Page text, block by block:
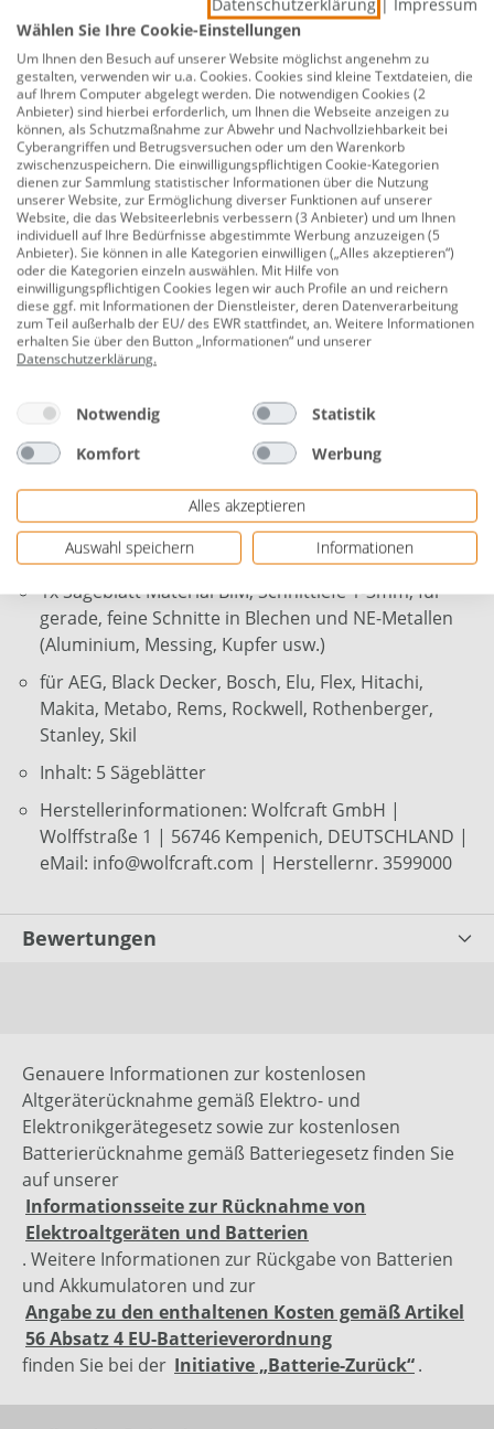
Beschreibung
Wolfcraft Säbelsägeblatt-Set 5-teilig
Produktnummer:0761100186
1x Sägeblatt Material CV Schnittiefe 5-100mm, feine
Schnitte in Holz und NE-Metallensehr grober Schnitt
Holz
1x Sägeblatt Material: CV Schnittiefe 10-180mm für
schnelle, grobe Schitte in Holzblaken und Grünholz
(Baumschnitte)
1x Sägeblatt Material:CV, Schnitttiefe 20-190mm für
schnelle,sehr grobe Schnitte in Weichholz und
Grünholz (Baumschnitte)
1x Sägeblatt Material BiM, Schnitttiefe 2-8mm, für
feine Bündigschnitte in NE-Metallen (Aluminium,
Messing, Kupfer usw.) und Gussrohren
1x Sägeblatt Material BiM, Schnittiefe 1-3mm, für
gerade, feine Schnitte in Blechen und NE-Metallen
(Aluminium, Messing, Kupfer usw.)
für AEG, Black Decker, Bosch, Elu, Flex, Hitachi,
Makita, Metabo, Rems, Rockwell, Rothenberger,
Stanley, Skil
Inhalt: 5 Sägeblätter
Herstellerinformationen: Wolfcraft GmbH |
Wolffstraße 1 | 56746 Kempenich, DEUTSCHLAND |
eMail: info@wolfcraft.com | Herstellernr. 3599000
Bewertungen
Genauere Informationen zur kostenlosen
Altgeräterücknahme gemäß Elektro- und
Elektronikgerätegesetz sowie zur kostenlosen
Batterierücknahme gemäß Batteriegesetz finden Sie
auf unserer
Informationsseite zur Rücknahme von
Elektroaltgeräten und Batterien
. Weitere Informationen zur Rückgabe von Batterien
und Akkumulatoren und zur
Angabe zu den enthaltenen Kosten gemäß Artikel
56 Absatz 4 EU-Batterieverordnung
finden Sie bei der Initiative „Batterie-Zurück“.
Datenschutzerklärung
Impressum
Wählen Sie Ihre Cookie-Einstellungen
Um Ihnen den Besuch auf unserer Website möglichst angenehm zu
gestalten, verwenden wir u.a. Cookies. Cookies sind kleine Textdateien, die
auf Ihrem Computer abgelegt werden. Die notwendigen Cookies (2
Anbieter) sind hierbei erforderlich, um Ihnen die Webseite anzeigen zu
können, als Schutzmaßnahme zur Abwehr und Nachvollziehbarkeit bei
Cyberangriffen und Betrugsversuchen oder um den Warenkorb
zwischenzuspeichern. Die einwilligungspflichtigen Cookie-Kategorien
dienen zur Sammlung statistischer Informationen über die Nutzung
unserer Website, zur Ermöglichung diverser Funktionen auf unserer
Website, die das Websiteerlebnis verbessern (3 Anbieter) und um Ihnen
individuell auf Ihre Bedürfnisse abgestimmte Werbung anzuzeigen (5
Anbieter). Sie können in alle Kategorien einwilligen („Alles akzeptieren“)
oder die Kategorien einzeln auswählen. Mit Hilfe von
einwilligungspflichtigen Cookies legen wir auch Profile an und reichern
diese ggf. mit Informationen der Dienstleister, deren Datenverarbeitung
zum Teil außerhalb der EU/ des EWR stattfindet, an. Weitere Informationen
erhalten Sie über den Button „Informationen“ und unserer
Datenschutzerklärung.
Notwendig
Statistik
Komfort
Werbung
Alles akzeptieren
Auswahl speichern
Informationen